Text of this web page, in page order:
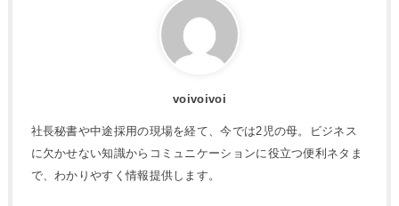
voivoivoi
社長秘書や中途採用の現場を経て、今では2児の母。ビジネス
に欠かせない知識からコミュニケーションに役立つ便利ネタま
で、わかりやすく情報提供します。